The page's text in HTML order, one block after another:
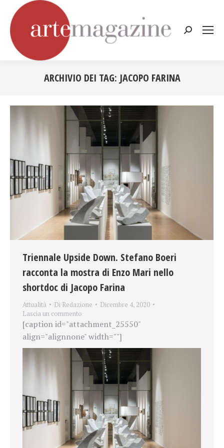
Cerca:
ARCHIVIO DEI TAG: JACOPO FARINA
Triennale Upside Down. Stefano Boeri
racconta la mostra di Enzo Mari nello
shortdoc di Jacopo Farina
Attualità Di Redazione
Dicembre 4, 2020
Lascia un commento
[caption id="attachment_25550"
align="alignnone" width=""]